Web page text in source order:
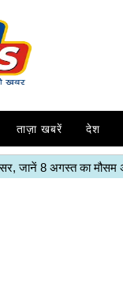
ताज़ा खबरें देश